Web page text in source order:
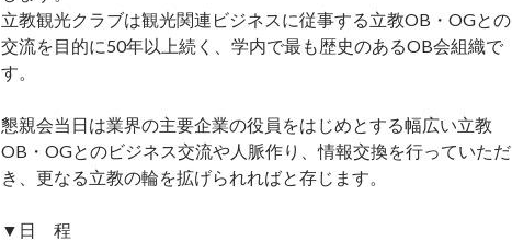
立教観光クラブは観光関連ビジネスに従事する立教OB・OGとの
交流を目的に50年以上続く、学内で最も歴史のあるOB会組織で
す。
懇親会当日は業界の主要企業の役員をはじめとする幅広い立教
OB・OGとのビジネス交流や人脈作り、情報交換を行っていただ
き、更なる立教の輪を拡げられればと存じます。
▼日 程